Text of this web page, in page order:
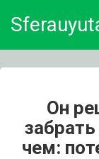
Он
чем: